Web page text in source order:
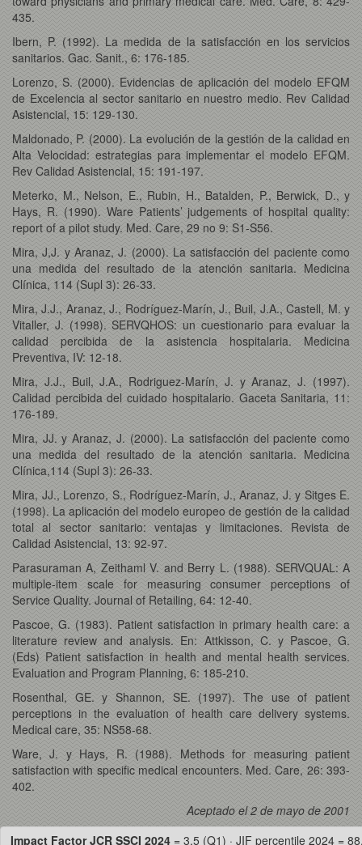
435.
Ibern, P. (1992). La medida de la satisfacción en los servicios
sanitarios. Gac. Sanit., 6: 176-185.
Lorenzo, S. (2000). Evidencias de aplicación del modelo EFQM
de Excelencia al sector sanitario en nuestro medio. Rev Calidad
Asistencial, 15: 129-130.
Maldonado, P. (2000). La evolución de la gestión de la calidad en
Alta Velocidad: estrategias para implementar el modelo EFQM.
Rev Calidad Asistencial, 15: 191-197.
Meterko, M., Nelson, E., Rubin, H., Batalden, P., Berwick, D., y
Hays, R. (1990). Ware Patients’ judgements of hospital quality:
report of a pilot study. Med. Care, 29 no 9: S1-S56.
Mira, J,J. y Aranaz, J. (2000). La satisfacción del paciente como
una medida del resultado de la atención sanitaria. Medicina
Clínica, 114 (Supl 3): 26-33.
Mira, J.J., Aranaz, J., Rodríguez-Marín, J., Buil, J.A., Castell, M. y
Vitaller, J. (1998). SERVQHOS: un cuestionario para evaluar la
calidad percibida de la asistencia hospitalaria. Medicina
Preventiva, IV: 12-18.
Mira, J.J., Buil, J.A., Rodriguez-Marín, J. y Aranaz, J. (1997).
Calidad percibida del cuidado hospitalario. Gaceta Sanitaria, 11:
176-189.
Mira, JJ. y Aranaz, J. (2000). La satisfacción del paciente como
una medida del resultado de la atención sanitaria. Medicina
Clínica,114 (Supl 3): 26-33.
Mira, JJ., Lorenzo, S., Rodríguez-Marín, J., Aranaz, J. y Sitges E.
(1998). La aplicación del modelo europeo de gestión de la calidad
total al sector sanitario: ventajas y limitaciones. Revista de
Calidad Asistencial, 13: 92-97.
Parasuraman A, Zeithaml V. and Berry L. (1988). SERVQUAL: A
multiple-item scale for measuring consumer perceptions of
Service Quality. Journal of Retailing, 64: 12-40.
Pascoe, G. (1983). Patient satisfaction in primary health care: a
literature review and analysis. En: Attkisson, C. y Pascoe, G.
(Eds) Patient satisfaction in health and mental health services.
Evaluation and Program Planning, 6: 185-210.
Rosenthal, GE. y Shannon, SE. (1997). The use of patient
perceptions in the evaluation of health care delivery systems.
Medical care, 35: NS58-68.
Ware, J. y Hays, R. (1988). Methods for measuring patient
satisfaction with specific medical encounters. Med. Care, 26: 393-
402.
Aceptado el 2 de mayo de 2001
Impact Factor JCR SSCI 2024 = 3.5 (Q1) · JIF percentile 2024 =